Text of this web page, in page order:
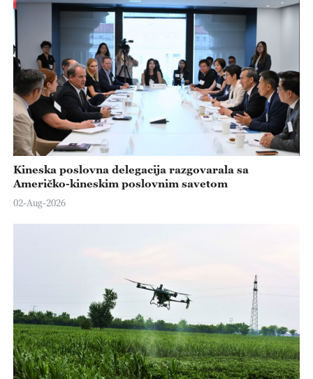
Kineska poslovna delegacija razgovarala sa
Američko-kineskim poslovnim savetom
02-Aug-2026